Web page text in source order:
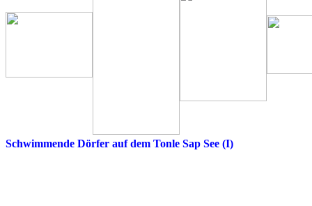
Schwimmende Dörfer auf dem Tonle Sap See (I)